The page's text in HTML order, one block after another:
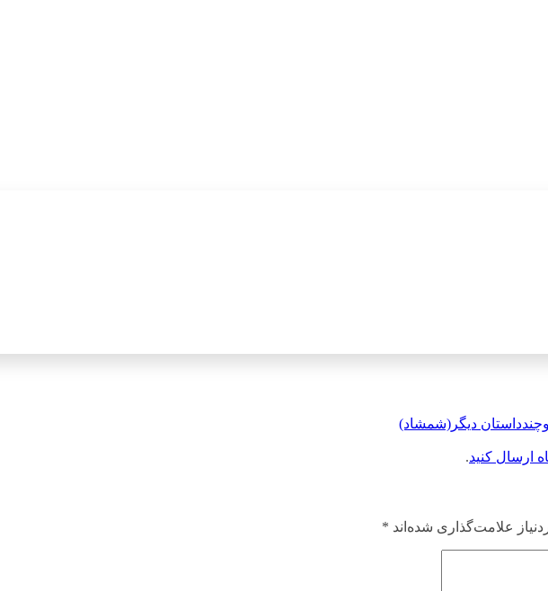
وچندداستان دیگر(شمشاد)
ارسال کنید.
علامت‌گذاری شده‌اند *